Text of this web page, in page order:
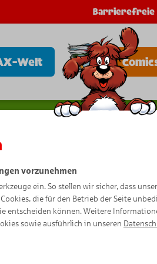
Barrierefreie
Welt
Kikis
vorzunehmen
ein. So stellen wir sicher, dass
die für den Betrieb der Seite
entscheiden können. Weitere
sowie ausführlich in unseren